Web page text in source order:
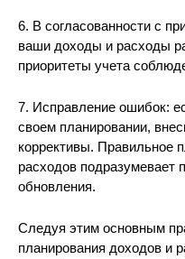
6. В согласованности с
ваши доходы и расходы
приоритеты учета
7. Исправление ошибок:
своем планировании,
коррективы. Правильное
расходов подразумевает
обновления.
Следуя этим основным
планирования доходов и